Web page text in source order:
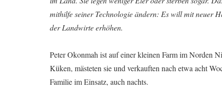
mithilfe seiner Technologie ändern: Es will mit neuer
der Landwirte erhöhen.
Peter Okonmah ist auf einer kleinen Farm im Norden
Küken, mästeten sie und verkauften nach etwa acht
Familie im Einsatz, auch nachts.